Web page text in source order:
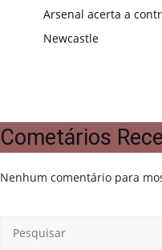
Arsenal acerta a
Newcastle
Cometários
Nenhum comentário para